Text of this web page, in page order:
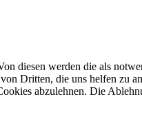
diesen werden die als
Dritten, die uns helfen zu
abzulehnen. Die